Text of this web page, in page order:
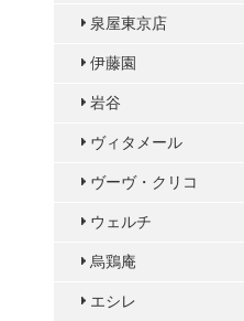
泉屋東京店
伊藤園
岩谷
ヴィタメール
ヴーヴ・クリコ
ウェルチ
烏鶏庵
エシレ